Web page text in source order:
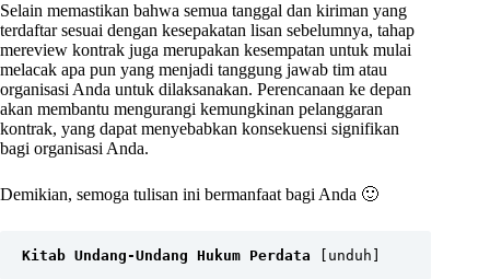
Selain memastikan bahwa semua tanggal dan kiriman yang
terdaftar sesuai dengan kesepakatan lisan sebelumnya, tahap
mereview kontrak juga merupakan kesempatan untuk mulai
melacak apa pun yang menjadi tanggung jawab tim atau
organisasi Anda untuk dilaksanakan. Perencanaan ke depan
akan membantu mengurangi kemungkinan pelanggaran
kontrak, yang dapat menyebabkan konsekuensi signifikan
bagi organisasi Anda.
Demikian, semoga tulisan ini bermanfaat bagi Anda 🙂
Kitab Undang-Undang Hukum Perdata unduh